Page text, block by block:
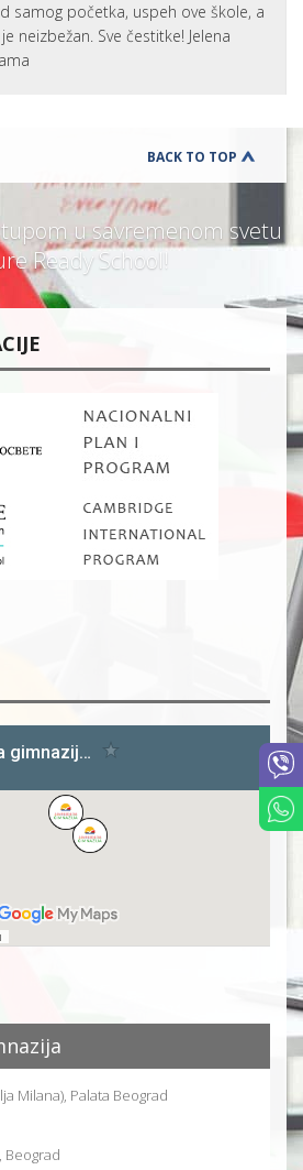
samog početka, uspeh ove škole, a
neizbežan. Sve čestitke! Jelena
BACK TO TOP
u savremenom svetu
Ready School!
Milana), Palata Beograd
Beograd